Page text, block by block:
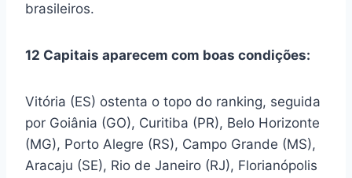
brasileiros.
12 Capitais aparecem com boas condições:
Vitória (ES) ostenta o topo do ranking, seguida
por Goiânia (GO), Curitiba (PR), Belo Horizonte
(MG), Porto Alegre (RS), Campo Grande (MS),
Aracaju (SE), Rio de Janeiro (RJ), Florianópolis